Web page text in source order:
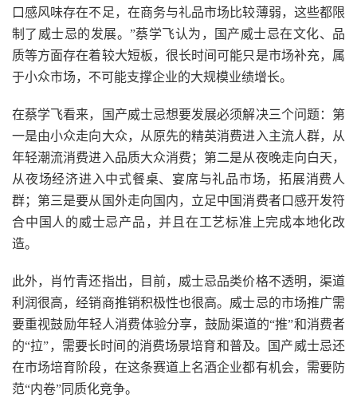
口感风味存在不足，在商务与礼品市场比较薄弱，这些都限
制了威士忌的发展。”蔡学飞认为，国产威士忌在文化、品
质等方面存在着较大短板，很长时间可能只是市场补充，属
于小众市场，不可能支撑企业的大规模业绩增长。
在蔡学飞看来，国产威士忌想要发展必须解决三个问题：第
一是由小众走向大众，从原先的精英消费进入主流人群，从
年轻潮流消费进入品质大众消费；第二是从夜晚走向白天，
从夜场经济进入中式餐桌、宴席与礼品市场，拓展消费人
群；第三是要从国外走向国内，立足中国消费者口感开发符
合中国人的威士忌产品，并且在工艺标准上完成本地化改
造。
此外，肖竹青还指出，目前，威士忌品类价格不透明，渠道
利润很高，经销商推销积极性也很高。威士忌的市场推广需
要重视鼓励年轻人消费体验分享，鼓励渠道的“推”和消费者
的“拉”，需要长时间的消费场景培育和普及。国产威士忌还
在市场培育阶段，在这条赛道上名酒企业都有机会，需要防
范“内卷”同质化竞争。